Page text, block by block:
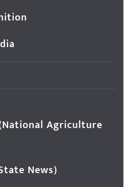
(National Agriculture
News)